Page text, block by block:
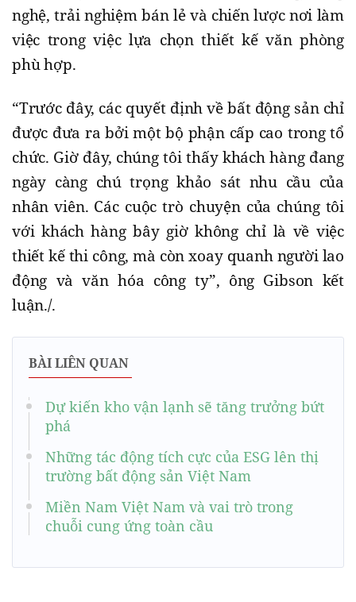
nghệ, trải nghiệm bán lẻ và chiến lược nơi làm
việc trong việc lựa chọn thiết kế văn phòng
phù hợp.
“Trước đây, các quyết định về bất động sản chỉ
được đưa ra bởi một bộ phận cấp cao trong tổ
chức. Giờ đây, chúng tôi thấy khách hàng đang
ngày càng chú trọng khảo sát nhu cầu của
nhân viên. Các cuộc trò chuyện của chúng tôi
với khách hàng bây giờ không chỉ là về việc
thiết kế thi công, mà còn xoay quanh người lao
động và văn hóa công ty”, ông Gibson kết
luận./.
BÀI LIÊN QUAN
Dự kiến kho vận lạnh sẽ tăng trưởng bứt
phá
Những tác động tích cực của ESG lên thị
trường bất động sản Việt Nam
Miền Nam Việt Nam và vai trò trong
chuỗi cung ứng toàn cầu